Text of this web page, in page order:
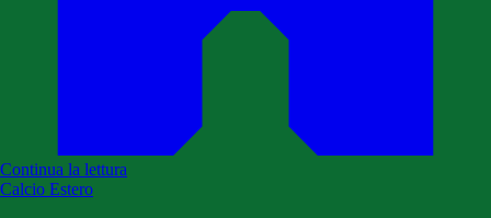
Continua la lettura
Calcio Estero